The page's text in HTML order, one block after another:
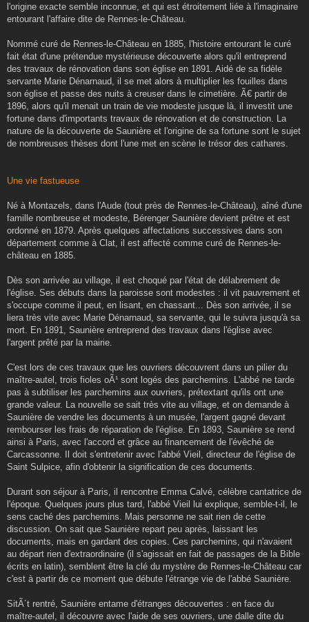
l'origine exacte semble inconnue, et qui est étroitement liée à l'imaginaire
entourant l'affaire dite de Rennes-le-Château.
Nommé curé de Rennes-le-Château en 1885, l'histoire entourant le curé
fait état d'une prétendue mystérieuse découverte alors qu'il entreprend
des travaux de rénovation dans son église en 1891. Aidé de sa fidèle
servante Marie Dénarnaud, il se met alors à multiplier les fouilles dans
son église et passe des nuits à creuser dans le cimetière. Ã€ partir de
1896, alors qu'il menait un train de vie modeste jusque là, il investit une
fortune dans d'importants travaux de rénovation et de construction. La
nature de la découverte de Saunière et l'origine de sa fortune sont le sujet
de nombreuses thèses dont l'une met en scène le trésor des cathares.
Une vie fastueuse
Né à Montazels, dans l'Aude (tout près de Rennes-le-Château), aîné d'une
famille nombreuse et modeste, Bérenger Saunière devient prêtre et est
ordonné en 1879. Après quelques affectations successives dans son
département comme à Clat, il est affecté comme curé de Rennes-le-
château en 1885.
Dès son arrivée au village, il est choqué par l'état de délabrement de
l'église. Ses débuts dans la paroisse sont modestes : il vit pauvrement et
s'occupe comme il peut, en lisant, en chassant... Dès son arrivée, il se
liera très vite avec Marie Dénarnaud, sa servante, qui le suivra jusqu'à sa
mort. En 1891, Saunière entreprend des travaux dans l'église avec
l'argent prêté par la mairie.
C'est lors de ces travaux que les ouvriers découvrent dans un pilier du
maître-autel, trois fioles oÃ¹ sont logés des parchemins. L'abbé ne tarde
pas à subtiliser les parchemins aux ouvriers, prétextant qu'ils ont une
grande valeur. La nouvelle se sait très vite au village, et on demande à
Saunière de vendre les documents à un musée, l'argent gagné devant
rembourser les frais de réparation de l'église. En 1893, Saunière se rend
ainsi à Paris, avec l'accord et grâce au financement de l'évêché de
Carcassonne. Il doit s'entretenir avec l'abbé Vieil, directeur de l'église de
Saint Sulpice, afin d'obtenir la signification de ces documents.
Durant son séjour à Paris, il rencontre Emma Calvé, célèbre cantatrice de
l'époque. Quelques jours plus tard, l'abbé Vieil lui explique, semble-t-il, le
sens caché des parchemins. Mais personne ne sait rien de cette
discussion. On sait que Saunière repart peu après, laissant les
documents, mais en gardant des copies. Ces parchemins, qui n'avaient
au départ rien d'extraordinaire (il s'agissait en fait de passages de la Bible
écrits en latin), semblent être la clé du mystère de Rennes-le-Château car
c'est à partir de ce moment que débute l'étrange vie de l'abbé Saunière.
SitÃ´t rentré, Saunière entame d'étranges découvertes : en face du
maître-autel, il découvre avec l'aide de ses ouvriers, une dalle dite du